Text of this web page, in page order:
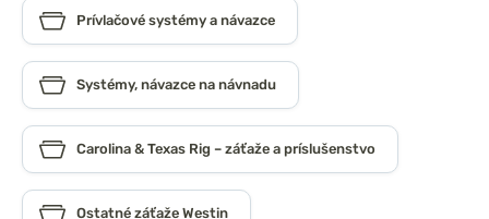
Prívlačové systémy a návazce
Systémy, návazce na návnadu
Carolina & Texas Rig – záťaže a príslušenstvo
Ostatné záťaže Westin